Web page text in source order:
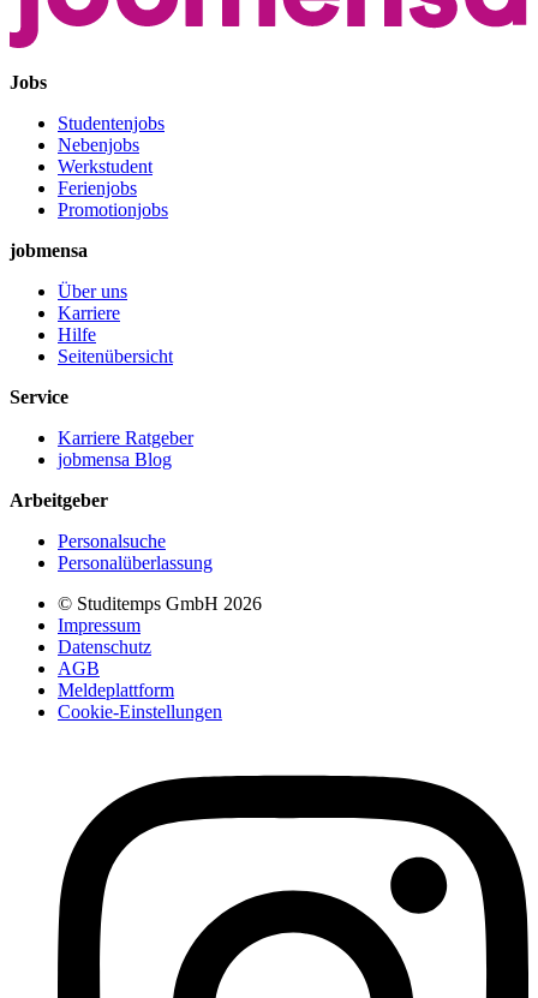
Jobs
Studentenjobs
Nebenjobs
Werkstudent
Ferienjobs
Promotionjobs
jobmensa
Über uns
Karriere
Hilfe
Seitenübersicht
Service
Karriere Ratgeber
jobmensa Blog
Arbeitgeber
Personalsuche
Personalüberlassung
© Studitemps GmbH 2026
Impressum
Datenschutz
AGB
Meldeplattform
Cookie-Einstellungen